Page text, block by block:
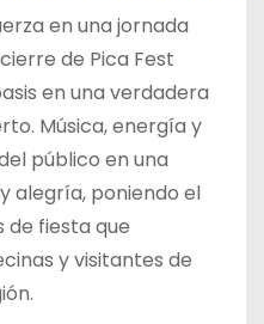
en una jornada
de Pica Fest
en una verdadera
Música, energía y
público en una
alegría, poniendo el
de fiesta que
y visitantes de